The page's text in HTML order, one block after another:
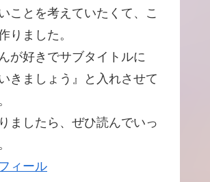
ことを考えていたくて、こ
りました。
が好きでサブタイトルに
きましょう』と入れさせて
ましたら、ぜひ読んでいっ
ィール